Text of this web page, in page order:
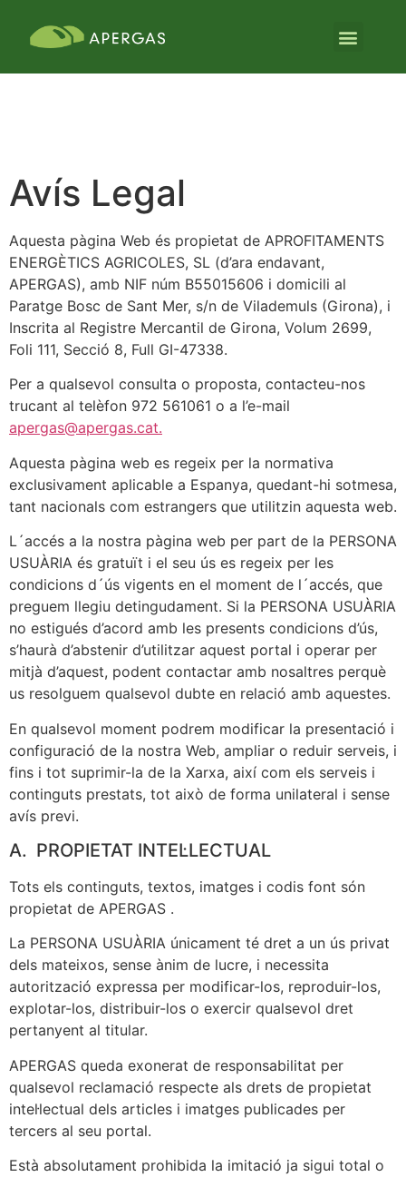
Avís Legal
Aquesta pàgina Web és propietat de APROFITAMENTS
ENERGÈTICS AGRICOLES, SL (d’ara endavant,
APERGAS), amb NIF núm B55015606 i domicili al
Paratge Bosc de Sant Mer, s/n de Vilademuls (Girona), i
Inscrita al Registre Mercantil de Girona, Volum 2699,
Foli 111, Secció 8, Full GI-47338.
Per a qualsevol consulta o proposta, contacteu-nos
trucant al telèfon 972 561061 o a l’e-mail
apergas@apergas.cat.
Aquesta pàgina web es regeix per la normativa
exclusivament aplicable a Espanya, quedant-hi sotmesa,
tant nacionals com estrangers que utilitzin aquesta web.
L´accés a la nostra pàgina web per part de la PERSONA
USUÀRIA és gratuït i el seu ús es regeix per les
condicions d´ús vigents en el moment de l´accés, que
preguem llegiu detingudament. Si la PERSONA USUÀRIA
no estigués d’acord amb les presents condicions d’ús,
s’haurà d’abstenir d’utilitzar aquest portal i operar per
mitjà d’aquest, podent contactar amb nosaltres perquè
us resolguem qualsevol dubte en relació amb aquestes.
En qualsevol moment podrem modificar la presentació i
configuració de la nostra Web, ampliar o reduir serveis, i
fins i tot suprimir-la de la Xarxa, així com els serveis i
continguts prestats, tot això de forma unilateral i sense
avís previ.
A. PROPIETAT INTEL·LECTUAL
Tots els continguts, textos, imatges i codis font són
propietat de APERGAS .
La PERSONA USUÀRIA únicament té dret a un ús privat
dels mateixos, sense ànim de lucre, i necessita
autorització expressa per modificar-los, reproduir-los,
explotar-los, distribuir-los o exercir qualsevol dret
pertanyent al titular.
APERGAS queda exonerat de responsabilitat per
qualsevol reclamació respecte als drets de propietat
intel·lectual dels articles i imatges publicades per
tercers al seu portal.
Està absolutament prohibida la imitació ja sigui total o